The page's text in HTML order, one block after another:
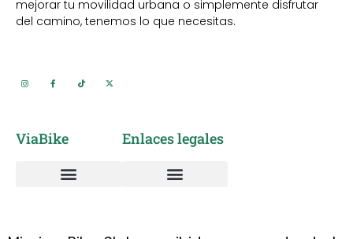
mejorar tu movilidad urbana o simplemente disfrutar
del camino, tenemos lo que necesitas.
ViaBike Enlaces legales